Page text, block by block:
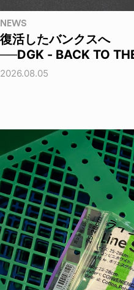
NEWS
復活したバンクスへ
──DGK - BACK TO
2026.08.05